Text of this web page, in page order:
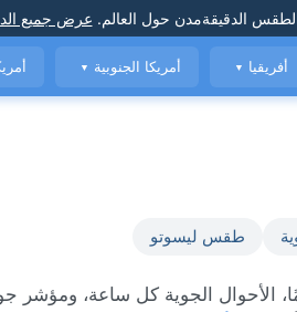
الدقيقةمدن حول العالم. عرض جميع
أفريقيا ▼ أمريكا الجنوبية ▼
طقس ليسوتو